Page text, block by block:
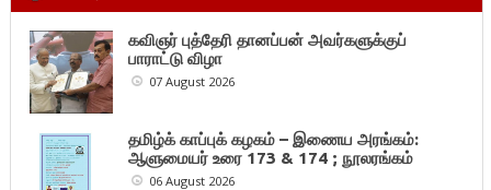
கவிஞர் புத்தேரி தானப்பன் அவர்களுக்குப்
பாராட்டு விழா
07 August 2026
தமிழ்க் காப்புக் கழகம் – இணைய அரங்கம்:
ஆளுமையர் உரை 173 & 174 ; நூலரங்கம்
06 August 2026